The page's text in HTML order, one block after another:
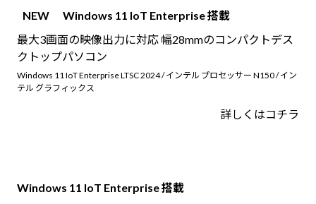
NEW
Windows 11 IoT Enterprise 搭載
最大3画面の映像出力に対応 幅28mmのコンパクトデス
クトップパソコン
Windows 11 IoT Enterprise LTSC 2024 / インテル プロセッサー N150 / イン
テル グラフィックス
詳しくはコチラ
Windows 11 IoT Enterprise 搭載